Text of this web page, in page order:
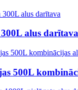
alus darītava
500L